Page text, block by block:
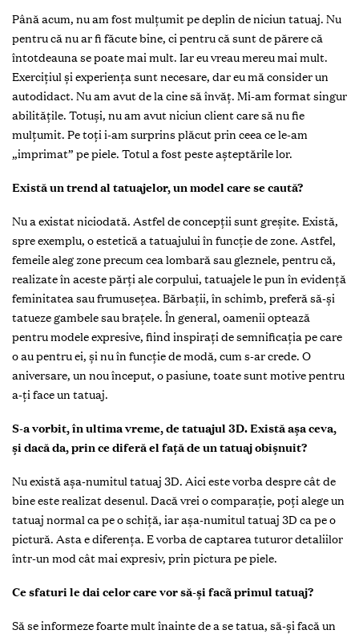
Până acum, nu am fost mulţumit pe deplin de niciun tatuaj. Nu
pentru că nu ar fi făcute bine, ci pentru că sunt de părere că
întotdeauna se poate mai mult. Iar eu vreau mereu mai mult.
Exerciţiul și experienţa sunt necesare, dar eu mă consider un
autodidact. Nu am avut de la cine să învăţ. Mi-am format singur
abilităţile. Totuşi, nu am avut niciun client care să nu fie
mulţumit. Pe toţi i-am surprins plăcut prin ceea ce le-am
„imprimat” pe piele. Totul a fost peste așteptările lor.
Există un trend al tatuajelor, un model care se caută?
Nu a existat niciodată. Astfel de concepţii sunt greşite. Există,
spre exemplu, o estetică a tatuajului în funcţie de zone. Astfel,
femeile aleg zone precum cea lombară sau gleznele, pentru că,
realizate în aceste părţi ale corpului, tatuajele le pun în evidenţă
feminitatea sau frumuseţea. Bărbaţii, în schimb, preferă să-și
tatueze gambele sau braţele. În general, oamenii optează
pentru modele expresive, fiind inspiraţi de semnificaţia pe care
o au pentru ei, şi nu în funcţie de modă, cum s-ar crede. O
aniversare, un nou început, o pasiune, toate sunt motive pentru
a-ţi face un tatuaj.
S-a vorbit, în ultima vreme, de tatuajul 3D. Există aşa ceva,
şi dacă da, prin ce diferă el faţă de un tatuaj obişnuit?
Nu există aşa-numitul tatuaj 3D. Aici este vorba despre cât de
bine este realizat desenul. Dacă vrei o comparaţie, poţi alege un
tatuaj normal ca pe o schiţă, iar aşa-numitul tatuaj 3D ca pe o
pictură. Asta e diferenţa. E vorba de captarea tuturor detaliilor
într-un mod cât mai expresiv, prin pictura pe piele.
Ce sfaturi le dai celor care vor să-şi facã primul tatuaj?
Să se informeze foarte mult înainte de a se tatua, să-şi facă un